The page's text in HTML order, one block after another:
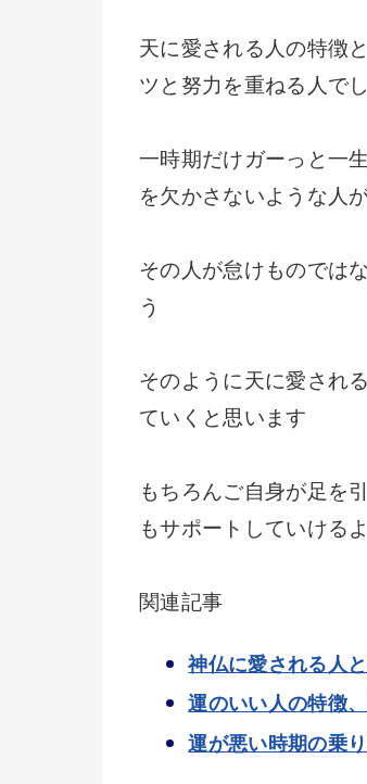
天に愛される人の特徴
ツと努力を重ねる人で
一時期だけガーっと一
を欠かさないような人
その人が怠けものでは
う
そのように天に愛され
ていくと思います
もちろんご自身が足を
もサポートしていける
関連記事
神仏に愛される人
運のいい人の特徴
運が悪い時期の乗